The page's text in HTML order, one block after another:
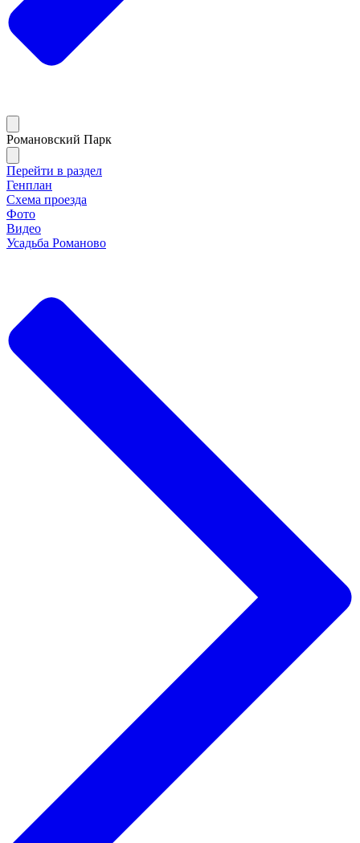
Романовский Парк
Перейти в раздел
Генплан
Схема проезда
Фото
Видео
Усадьба Романово